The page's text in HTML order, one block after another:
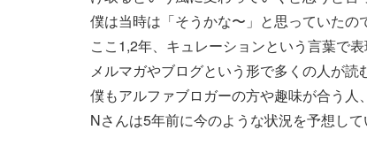
僕は当時は「そうかな〜」と思っていたの
ここ1,2年、キュレーションという言葉で
メルマガやブログという形で多くの人が読
僕もアルファブロガーの方や趣味が合う人
Nさんは5年前に今のような状況を予想して